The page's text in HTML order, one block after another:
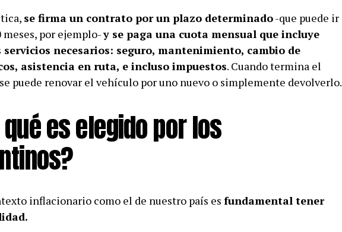
se firma un contrato por un plazo determinado-que puede ir
meses, por ejemplo-y se paga una cuota mensual que incluye
servicios necesarios: seguro, mantenimiento, cambio de
asistencia en ruta, e incluso impuestos. Cuando termina el
puede renovar el vehículo por uno nuevo o simplemente devolverlo.
es elegido por los
inflacionario como el de nuestro país es fundamental tener